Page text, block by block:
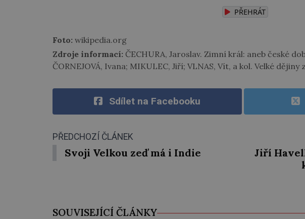
PŘEHRÁT
Foto: wikipedia.org
Zdroje informací: ČECHURA, Jaroslav. Zimní král: aneb české
ČORNEJOVÁ, Ivana; MIKULEC, Jiří; VLNAS, Vít, a kol. Velké
Sdílet na Facebooku
PŘEDCHOZÍ ČLÁNEK
Svoji Velkou zeď má i Indie
Jiří
SOUVISEJÍCÍ ČLÁNKY